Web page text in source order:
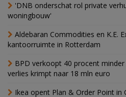
'DNB onderschat rol private
woningbouw'
Aldebaran Commodities en K.E.
kantoorruimte in Rotterdam
BPD verkoopt 40 procent
verlies krimpt naar 18 mln euro
Ikea opent Plan & Order Point in